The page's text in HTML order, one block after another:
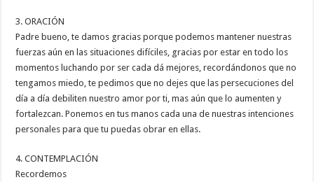
3. ORACIÓN
Padre bueno, te damos gracias porque podemos mantener nuestras
fuerzas aún en las situaciones difíciles, gracias por estar en todo los
momentos luchando por ser cada dá mejores, recordándonos que no
tengamos miedo, te pedimos que no dejes que las persecuciones del
día a día debiliten nuestro amor por ti, mas aún que lo aumenten y
fortalezcan. Ponemos en tus manos cada una de nuestras intenciones
personales para que tu puedas obrar en ellas.
4. CONTEMPLACIÓN
Recordemos